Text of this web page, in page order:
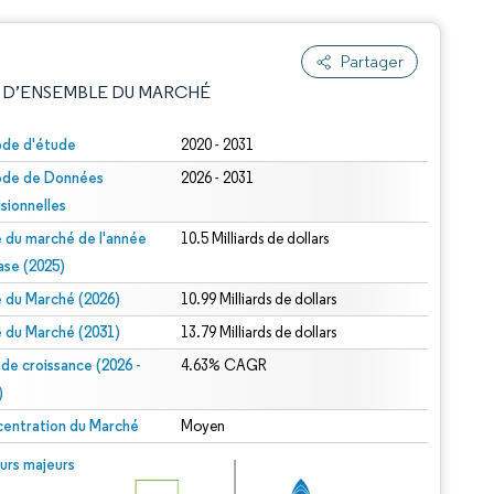
Partager
DU MARCHÉ
d'étude 2020 - 2031
de Données
2026 - 2031
du marché de l'année
(2025)
10.5 Milliards de dollars
du Marché (2026) 10.99 Milliards de dollars
du Marché (2031) 13.79 Milliards de dollars
croissance (2026 -
4.63% CAGR
du Marché Moyen
majeurs
© Mordor Intelligence. La réutilisation nécessite une attribution sous CC BY 4.0.
sous CC BY 4.0.